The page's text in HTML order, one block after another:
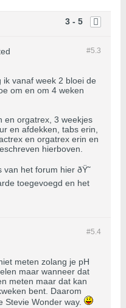
3 - 5
#5.3
vanaf week 2 bloei de
om en om 4 weken
en orgatrex, 3 weekjes
en afdekken, tabs erin,
en orgatrex erin en
hierboven.
het forum hier ðŸ˜
toegevoegd en het
#5.4
meten zolang je pH
maar wanneer dat
meten maar dat kan
bent. Daarom
Stevie Wonder way.